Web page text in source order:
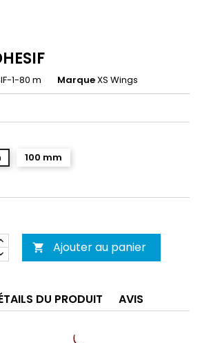
1-80 m MarqueXS Wings
100 mm
 Ajouter au panier
DU PRODUIT AVIS